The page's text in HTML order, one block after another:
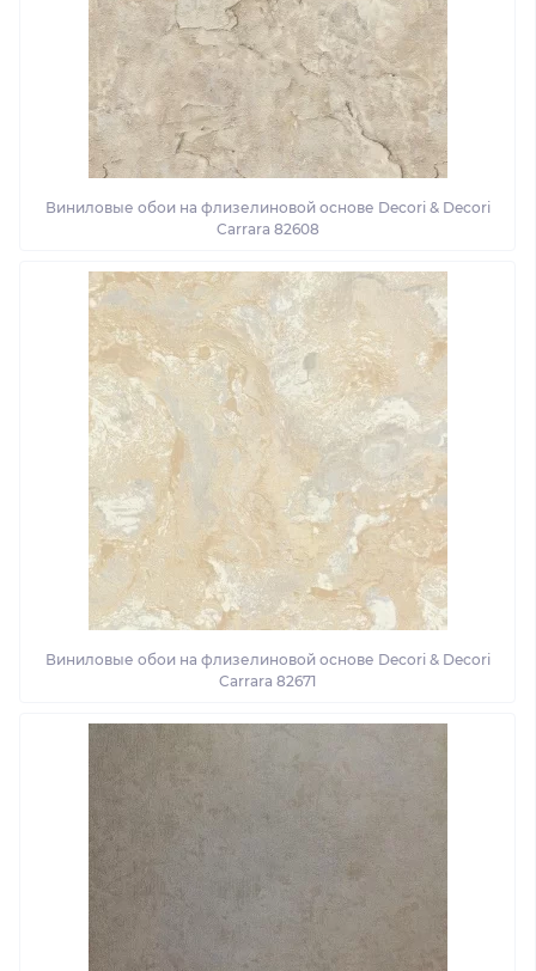
Виниловые обои на флизелиновой основе Decori & Decori
Carrara 82608
Виниловые обои на флизелиновой основе Decori & Decori
Carrara 82671